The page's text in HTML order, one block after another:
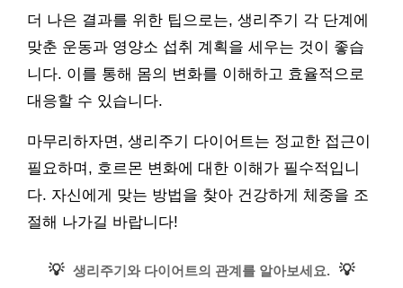
더 나은 결과를 위한 팁으로는, 생리주기 각 단계에
맞춘 운동과 영양소 섭취 계획을 세우는 것이 좋습
니다. 이를 통해 몸의 변화를 이해하고 효율적으로
대응할 수 있습니다.
마무리하자면, 생리주기 다이어트는 정교한 접근이
필요하며, 호르몬 변화에 대한 이해가 필수적입니
다. 자신에게 맞는 방법을 찾아 건강하게 체중을 조
절해 나가길 바랍니다!
💡 생리주기와 다이어트의 관계를 알아보세요. 💡